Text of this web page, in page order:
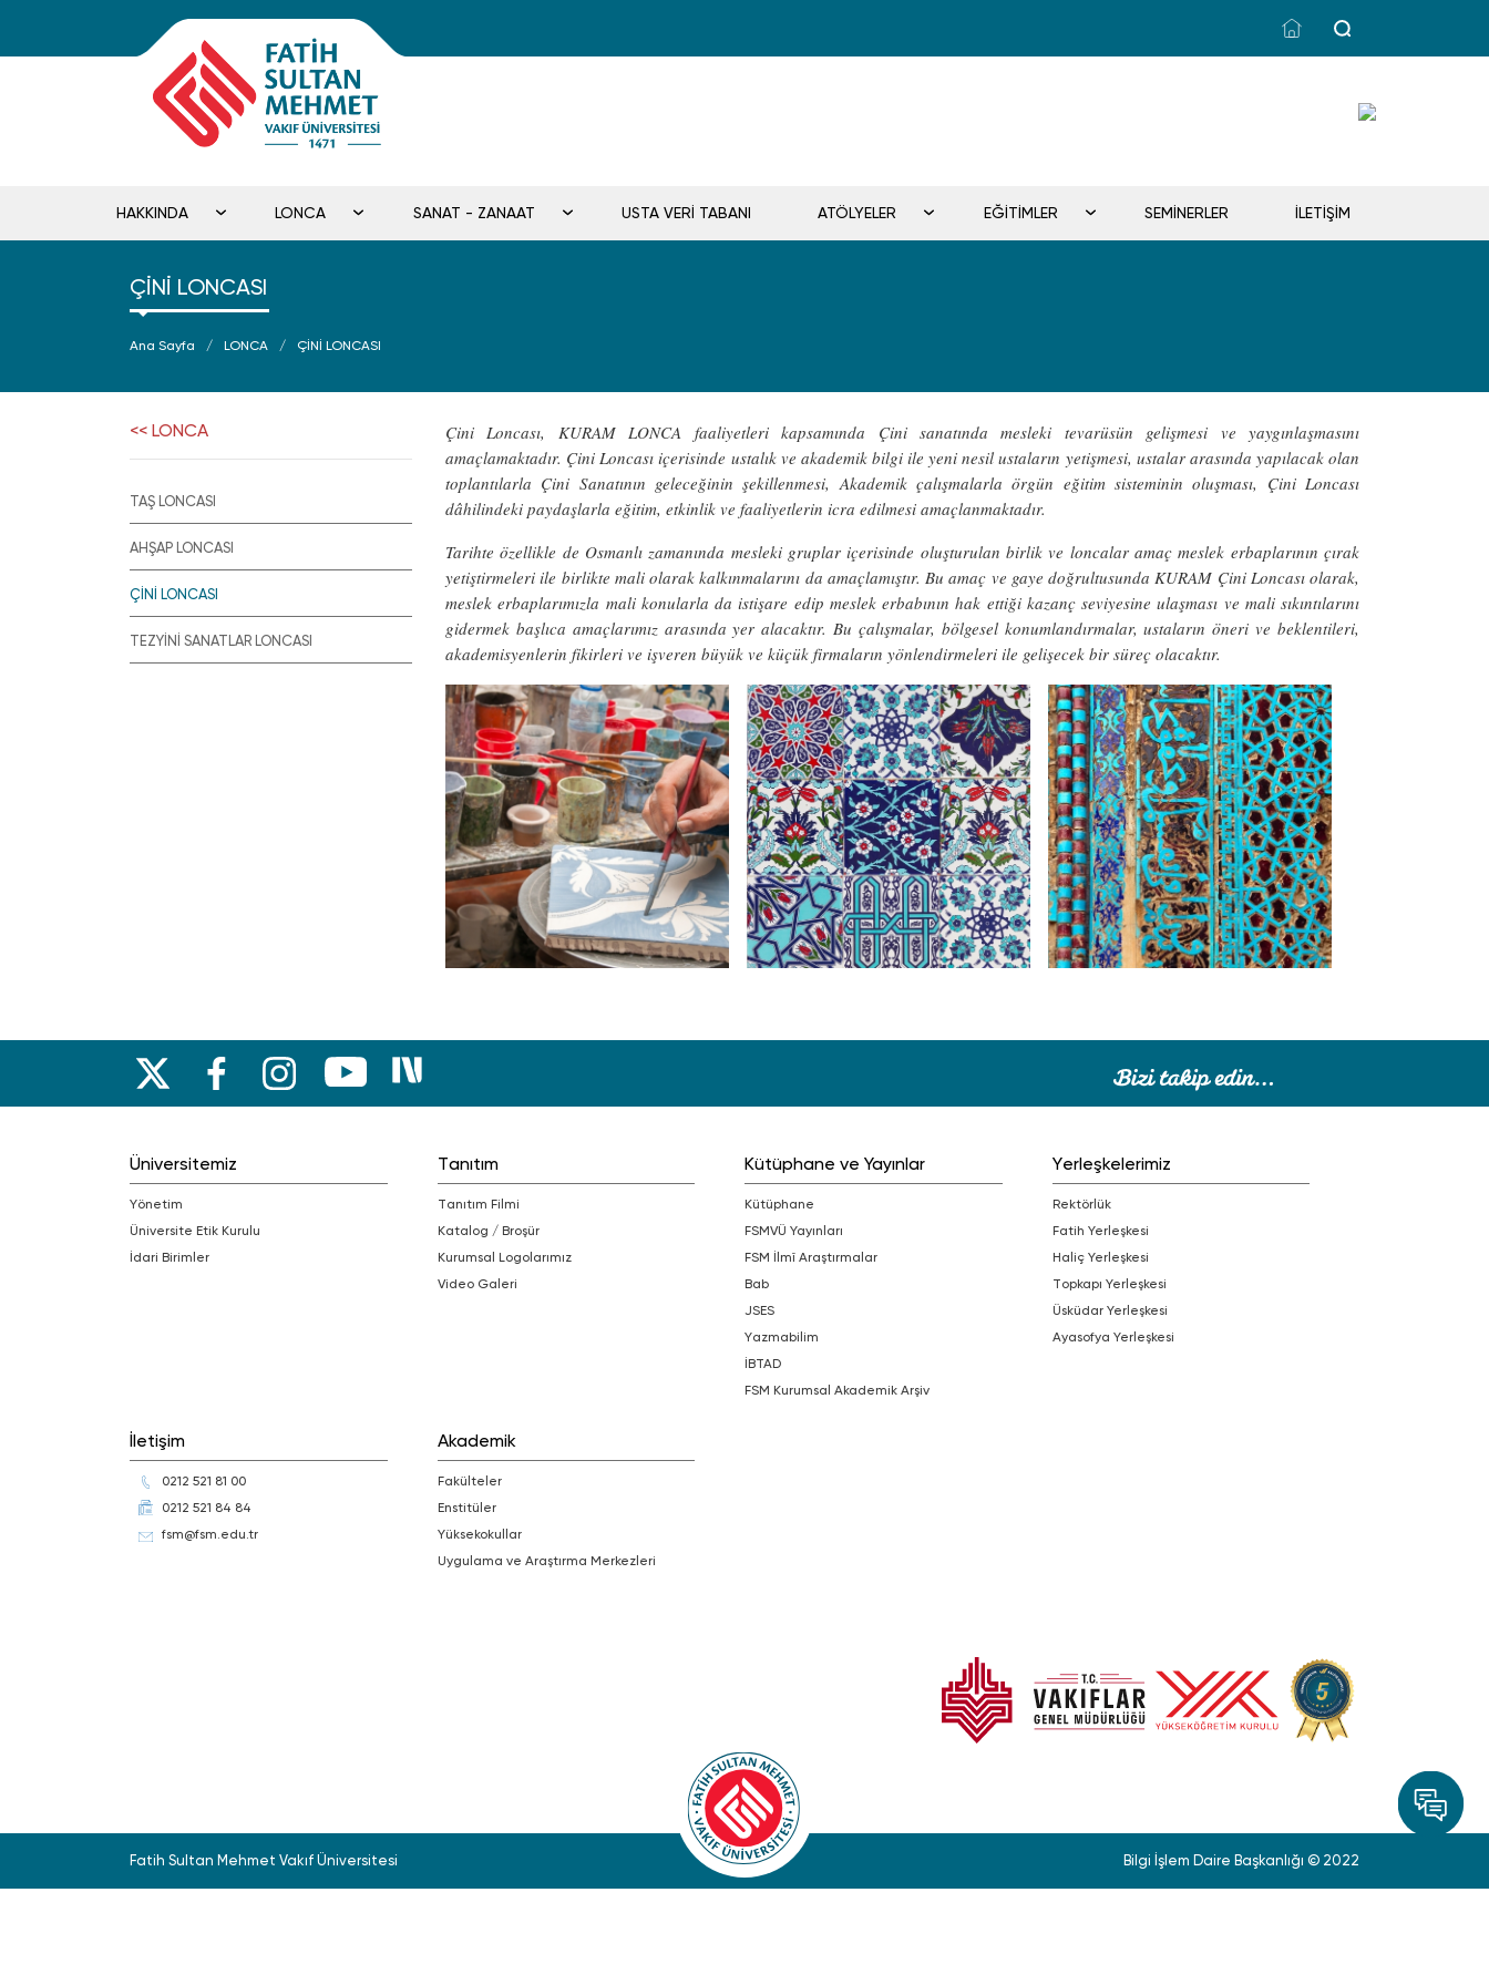
HAKKINDA LONCA SANAT - ZANAAT USTA VERİ TABANI ATÖLYELER EĞİTİMLER SEMİNERLER İLETİŞİM
ÇİNİ LONCASI
Ana Sayfa LONCA ÇİNİ LONCASI
<< LONCA
TAŞ LONCASI
AHŞAP LONCASI
ÇİNİ LONCASI
TEZYİNİ SANATLAR LONCASI
Çini Loncası, KURAM LONCA faaliyetleri kapsamında Çini sanatında mesleki tevarüsün gelişmesi ve yaygınlaşmasını
amaçlamaktadır. Çini Loncası içerisinde ustalık ve akademik bilgi ile yeni nesil ustaların yetişmesi, ustalar arasında yapılacak olan
toplantılarla Çini Sanatının geleceğinin şekillenmesi, Akademik çalışmalarla örgün eğitim sisteminin oluşması, Çini Loncası
dâhilindeki paydaşlarla eğitim, etkinlik ve faaliyetlerin icra edilmesi amaçlanmaktadır.
Tarihte özellikle de Osmanlı zamanında mesleki gruplar içerisinde oluşturulan birlik ve loncalar amaç meslek erbaplarının çırak
yetiştirmeleri ile birlikte mali olarak kalkınmalarını da amaçlamıştır. Bu amaç ve gaye doğrultusunda KURAM Çini Loncası olarak,
meslek erbaplarımızla mali konularla da istişare edip meslek erbabının hak ettiği kazanç seviyesine ulaşması ve mali sıkıntılarını
gidermek başlıca amaçlarımız arasında yer alacaktır. Bu çalışmalar, bölgesel konumlandırmalar, ustaların öneri ve beklentileri,
akademisyenlerin fikirleri ve işveren büyük ve küçük firmaların yönlendirmeleri ile gelişecek bir süreç olacaktır.
Üniversitemiz
Yönetim
Üniversite Etik Kurulu
İdari Birimler
Tanıtım
Tanıtım Filmi
Katalog / Broşür
Kurumsal Logolarımız
Video Galeri
Kütüphane ve Yayınlar
Kütüphane
FSMVÜ Yayınları
FSM İlmî Araştırmalar
bab
JSES
Yazmabilim
İBTAD
FSM Kurumsal Akademik Arşiv
Yerleşkelerimiz
Rektörlük
Fatih Yerleşkesi
Haliç Yerleşkesi
Topkapı Yerleşkesi
Üsküdar Yerleşkesi
Ayasofya Yerleşkesi
İletişim
0212 521 81 00
0212 521 84 84
fsm@fsm.edu.tr
Akademik
Fakülteler
Enstitüler
Yüksekokullar
Uygulama ve Araştırma Merkezleri
Fatih Sultan Mehmet Vakıf Üniversitesi Bilgi İşlem Daire Başkanlığı © 2022